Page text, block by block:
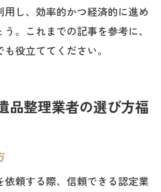
し、効率的かつ経済的に進め
。これまでの記事を参考に、
役立ててください。
品整理業者の選び方福
頼する際、信頼できる認定業